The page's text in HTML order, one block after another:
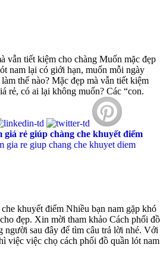
vẫn tiết kiệm cho chàng Muốn mặc đẹp
nam lại có giới hạn, muốn mỗi ngày
thế nào? Mặc đẹp mà vẫn tiết kiệm
rẻ, có ai lại không muốn? Các “con.
rẻ giúp chàng che khuyết điểm
khuyết điểm Nhiều bạn nam gặp khó
đẹp. Xin mời tham khảo Cách phối đồ
người sau đây để tìm câu trả lời nhé. Với
việc việc chọ cách phối đồ quần lót nam